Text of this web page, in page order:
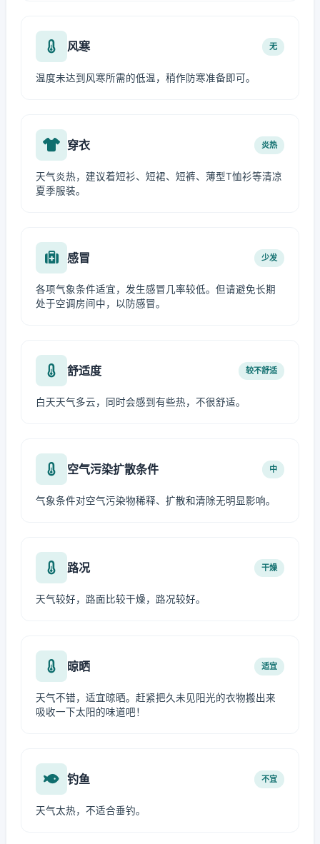
风寒 无
温度未达到风寒所需的低温，稍作防寒准备即可。
穿衣 炎热
天气炎热，建议着短衫、短裙、短裤、薄型T恤衫等清凉
夏季服装。
感冒 少发
各项气象条件适宜，发生感冒几率较低。但请避免长期
处于空调房间中，以防感冒。
舒适度 较不舒适
白天天气多云，同时会感到有些热，不很舒适。
空气污染扩散条件 中
气象条件对空气污染物稀释、扩散和清除无明显影响。
路况 干燥
天气较好，路面比较干燥，路况较好。
晾晒 适宜
天气不错，适宜晾晒。赶紧把久未见阳光的衣物搬出来
吸收一下太阳的味道吧！
钓鱼 不宜
天气太热，不适合垂钓。